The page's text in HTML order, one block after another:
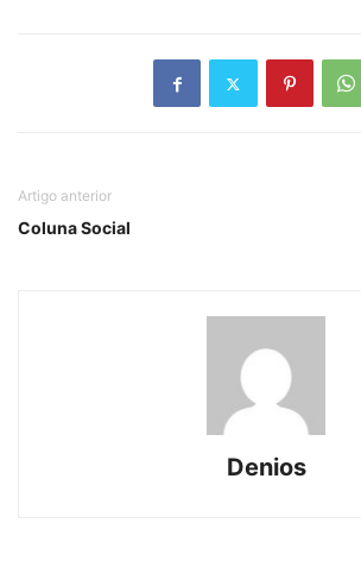
Artigo anterior
Coluna Social
Denios